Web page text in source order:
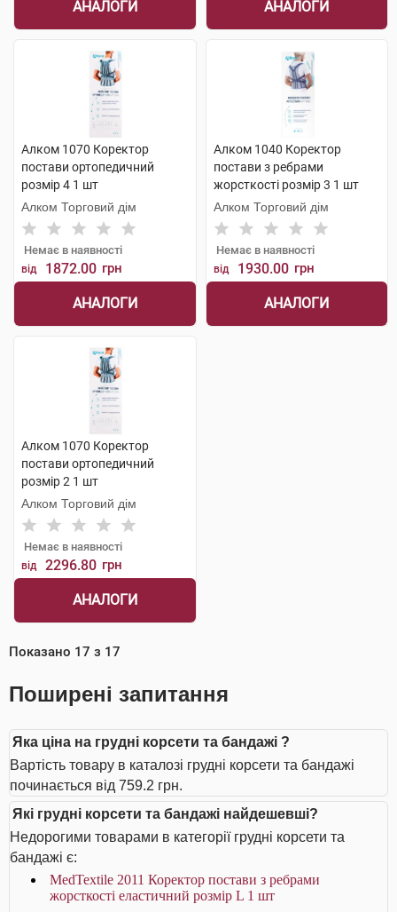
АНАЛОГИ АНАЛОГИ
Алком 1070 Коректор
постави ортопедичний
розмір 4 1 шт
Алком Торговий дім
Немає в наявності
від 1872.00 грн
АНАЛОГИ
Алком 1040 Коректор
постави з ребрами
жорсткості розмір 3 1 шт
Алком Торговий дім
Немає в наявності
від 1930.00 грн
АНАЛОГИ
Алком 1070 Коректор
постави ортопедичний
розмір 2 1 шт
Алком Торговий дім
Немає в наявності
від 2296.80 грн
АНАЛОГИ
Показано 17 з 17
Поширені запитання
Яка ціна на грудні корсети та бандажі ?
Вартість товару в каталозі грудні корсети та бандажі
починається від 759.2 грн.
Які грудні корсети та бандажі найдешевші?
Недорогими товарами в категорії грудні корсети та
бандажі є:
MedTextile 2011 Коректор постави з ребрами
жорсткості еластичний розмір L 1 шт